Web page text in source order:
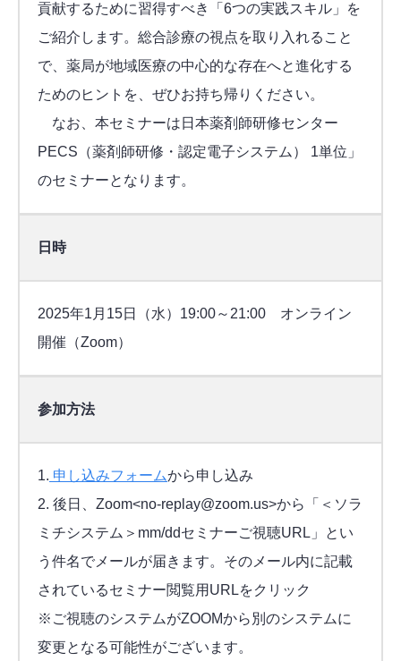
貢献するために習得すべき「6つの実践スキル」を
ご紹介します。総合診療の視点を取り入れること
で、薬局が地域医療の中心的な存在へと進化する
ためのヒントを、ぜひお持ち帰りください。
なお、本セミナーは日本薬剤師研修センター
PECS（薬剤師研修・認定電子システム） 1単位」
のセミナーとなります。
日時
2025年1月15日（水）19:00～21:00 オンライン
開催（Zoom）
参加方法
1. 申し込みフォームから申し込み
2. 後日、Zoom<no-replay@zoom.us>から「＜ソラ
ミチシステム＞mm/ddセミナーご視聴URL」とい
う件名でメールが届きます。そのメール内に記載
されているセミナー閲覧用URLをクリック
※ご視聴のシステムがZOOMから別のシステムに
変更となる可能性がございます。